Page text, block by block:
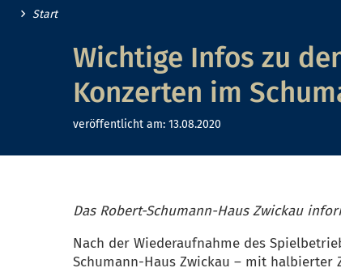
Start
Wichtige Infos zu
Konzerten im
veröffentlicht am: 13.08.2020
Das Robert-Schumann-Haus Zwickau
Nach der Wiederaufnahme des
Schumann-Haus Zwickau – mit halbierter